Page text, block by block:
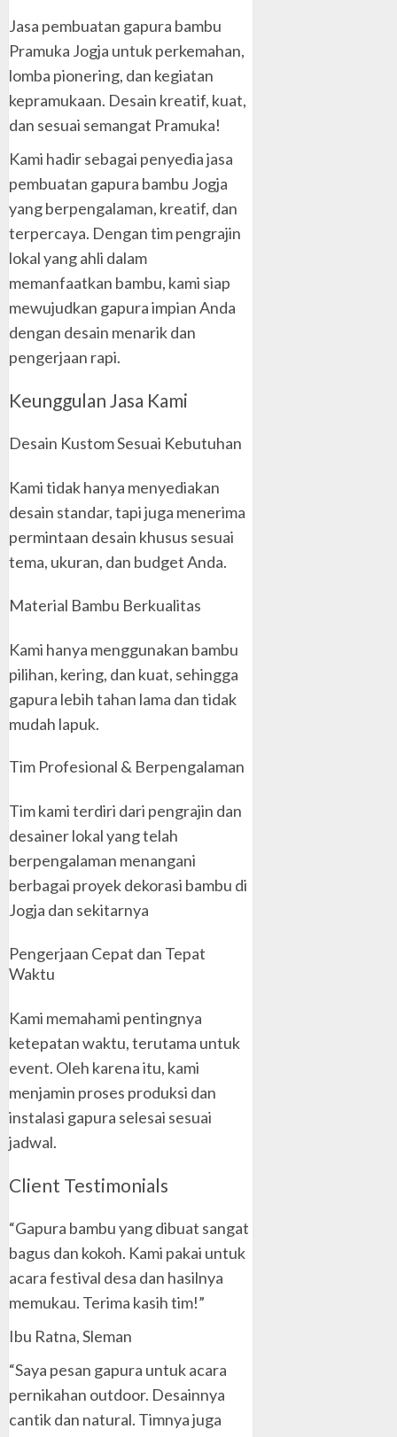
Jasa pembuatan gapura bambu
Pramuka Jogja untuk perkemahan,
lomba pionering, dan kegiatan
kepramukaan. Desain kreatif, kuat,
dan sesuai semangat Pramuka!
Kami hadir sebagai penyedia jasa
pembuatan gapura bambu Jogja
yang berpengalaman, kreatif, dan
terpercaya. Dengan tim pengrajin
lokal yang ahli dalam
memanfaatkan bambu, kami siap
mewujudkan gapura impian Anda
dengan desain menarik dan
pengerjaan rapi.
Keunggulan Jasa Kami
Desain Kustom Sesuai Kebutuhan
Kami tidak hanya menyediakan
desain standar, tapi juga menerima
permintaan desain khusus sesuai
tema, ukuran, dan budget Anda.
Material Bambu Berkualitas
Kami hanya menggunakan bambu
pilihan, kering, dan kuat, sehingga
gapura lebih tahan lama dan tidak
mudah lapuk.
Tim Profesional & Berpengalaman
Tim kami terdiri dari pengrajin dan
desainer lokal yang telah
berpengalaman menangani
berbagai proyek dekorasi bambu di
Jogja dan sekitarnya
Pengerjaan Cepat dan Tepat
Waktu
Kami memahami pentingnya
ketepatan waktu, terutama untuk
event. Oleh karena itu, kami
menjamin proses produksi dan
instalasi gapura selesai sesuai
jadwal.
Client Testimonials
“Gapura bambu yang dibuat sangat
bagus dan kokoh. Kami pakai untuk
acara festival desa dan hasilnya
memukau. Terima kasih tim!”
Ibu Ratna, Sleman
“Saya pesan gapura untuk acara
pernikahan outdoor. Desainnya
cantik dan natural. Timnya juga